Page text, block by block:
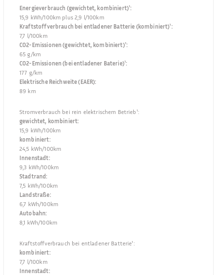
Energieverbrauch (gewichtet, kombiniert)¹:
15,9 kWh/100km plus 2,9 l/100km
Kraftstoffverbrauch bei entladener Batterie (kombiniert)¹:
7,7 l/100km
CO2-Emissionen (gewichtet, kombiniert)¹:
65 g/km
CO2-Emissionen (bei entladener Baterie)¹:
177 g/km
Elektrische Reichweite (EAER):
89 km
Stromverbrauch bei rein elektrischem Betrieb¹:
gewichtet, kombiniert:
15,9 kWh/100km
kombiniert:
24,5 kWh/100km
Innenstadt:
9,3 kWh/100km
Stadtrand:
7,5 kWh/100km
Landstraße:
6,7 kWh/100km
Autobahn:
8,1 kWh/100km
Kraftstoffverbrauch bei entladener Batterie¹:
kombiniert:
7,7 l/100km
Innenstadt: